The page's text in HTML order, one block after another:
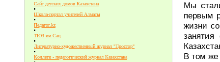
Сайт детских домов Казахстана
Школа-портал учителей Алматы
Педагог.kz
ТЮЗ им.Сац
Литературно-художественный журнал "Простор"
Коллеги - педагогический журнал Казахстана
Мы
первым
жизни
В том же